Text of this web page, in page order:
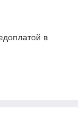
в